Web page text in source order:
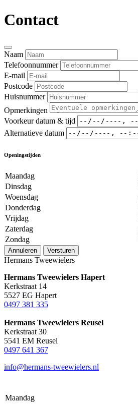
Contact
Naam
Telefoonnummer
E-mail
Postcode
Huisnummer
Opmerkingen
Voorkeur datum & tijd
Alternatieve datum
Openingstijden
Maandag
Dinsdag
Woensdag
Donderdag
Vrijdag
Zaterdag
Zondag
Annuleren Versturen
Hermans Tweewielers
Hermans Tweewielers Hapert
Kerkstraat 14
5527 EG Hapert
0497 381 335
Hermans Tweewielers Reusel
Kerkstraat 30
5541 EM Reusel
0497 641 367
info@hermans-tweewielers.nl
Maandag